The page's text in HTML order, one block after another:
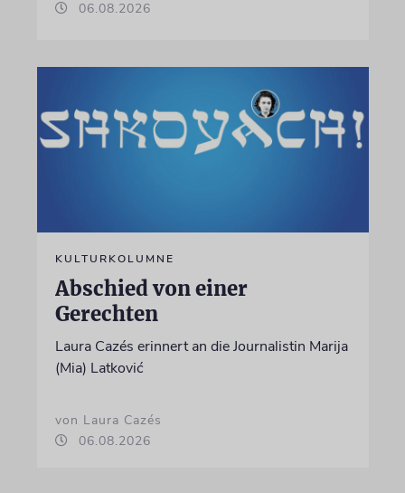
06.08.2026
KULTURKOLUMNE
Abschied von einer
Gerechten
Laura Cazés erinnert an die Journalistin Marija
(Mia) Latković
von Laura Cazés
06.08.2026